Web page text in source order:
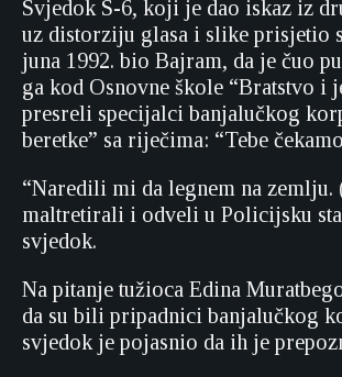
Svjedok S-6, koji je dao iskaz iz
uz distorziju glasa i slike prisjetio
juna 1992. bio Bajram, da je čuo
ga kod Osnovne škole “Bratstvo i
presreli specijalci banjalučkog
beretke” sa riječima: “Tebe
“Naredili mi da legnem na
maltretirali i odveli u Policijsku
svjedok.
Na pitanje tužioca Edina
da su bili pripadnici banjalučkog
svjedok je pojasnio da ih je